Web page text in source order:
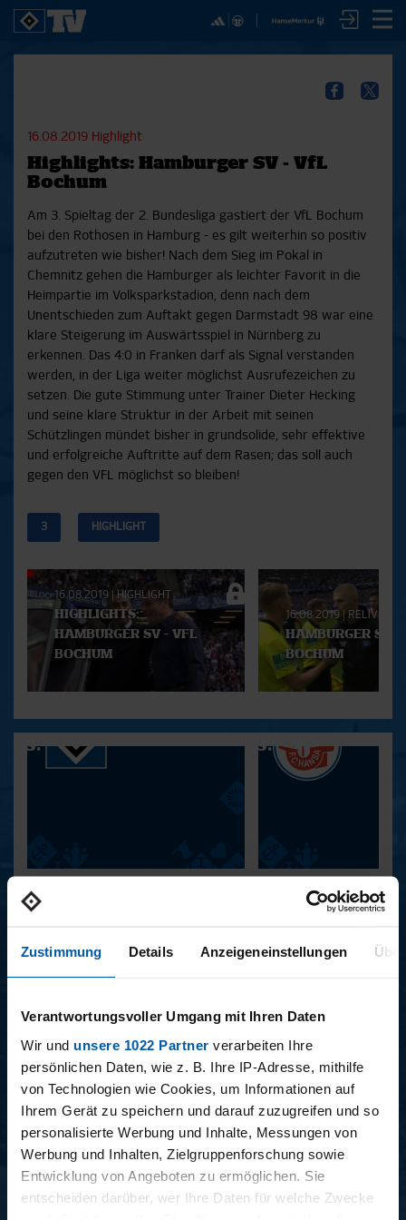
Zustimmung Details Anzeigeneinstellungen
Verantwortungsvoller Umgang mit Ihren Daten
Wir und unsere 1022 Partner verarbeiten Ihre
persönlichen Daten, wie z. B. Ihre IP-Adresse, mithilfe
von Technologien wie Cookies, um Informationen auf
Ihrem Gerät zu speichern und darauf zuzugreifen und so
personalisierte Werbung und Inhalte, Messungen von
Werbung und Inhalten, Zielgruppenforschung sowie
Entwicklung von Angeboten zu ermöglichen. Sie
entscheiden darüber, wer Ihre Daten für welche Zwecke
2. Bundesliga 18/19
Bundesliga 17/18
Bundesliga 16/17
Pokal- und Testspiele
Testspiele
Reportagen
Interviews
Reportagen
Bunte HSV-Welt
Verein
HSVTV-ABO!
Mit dem HSVtv-Abo hast Du vollen Zugriff auf über
in voller Länge, sowie Spielzusammenfassungen,
exklusive Interviews, Pressekonferenzen und vieles
mehr.
JETZT ZUM ABO
16.08.2019 Highlight
Highlights: Hamburger SV - VfL
Bochum
Am 3. Spieltag der 2. Bundesliga gastiert der VfL Bochum
bei den Rothosen in Hamburg - es gilt weiterhin so positiv
aufzutreten wie bisher! Nach dem Sieg im Pokal in
Chemnitz gehen die Hamburger als leichter Favorit in die
Heimpartie im Volksparkstadion, denn nach dem
Unentschieden zum Auftakt gegen Darmstadt 98 war eine
klare Steigerung im Auswärtsspiel in Nürnberg zu
erkennen. Das 4:0 in Franken darf als Signal verstanden
werden, in der Liga weiter möglichst Ausrufezeichen zu
setzen. Die gute Stimmung unter Trainer Dieter Hecking
und seine klare Struktur in der Arbeit mit seinen
Schützlingen mündet bisher in grundsolide, sehr effektive
und erfolgreiche Auftritte auf dem Rasen; das soll auch
gegen den VFL möglichst so bleiben!
3 HIGHLIGHT
Aktuelle
Playlist
16.08.2019 |HIGHLIGHT
HIGHLIGHTS:
HAMBURGER SV - VFL
BOCHUM
16.08.2019 RELIVE
HAMBURGER SV -
BOCHUM
HAMBURGER SV -
HEIDENHEIM -
ALWAYS HAMBURG - DAS
15.12.2025
15 - STAFF-TALK
11.12.2025
14 - STÜBI